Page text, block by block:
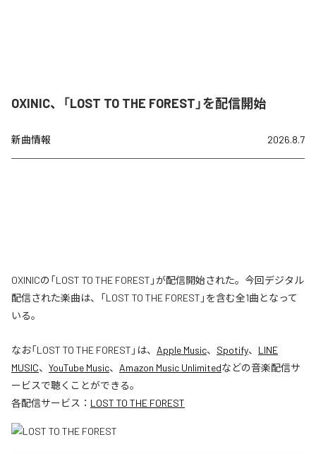
OXINIC、「LOST TO THE FOREST」を配信開始
新曲情報 2026.8.7
OXINICの「LOST TO THE FOREST」が配信開始された。今回デジタル
配信された楽曲は、「LOST TO THE FOREST」を含む全1曲となって
いる。
なお「LOST TO THE FOREST 」は、 Apple Music、 Spotify、 LINE
MUSIC、 YouTube Music、 Amazon Music Unlimitedなどの音楽配信サ
ービスで聴くことができる。
各配信サービス： LOST TO THE FOREST